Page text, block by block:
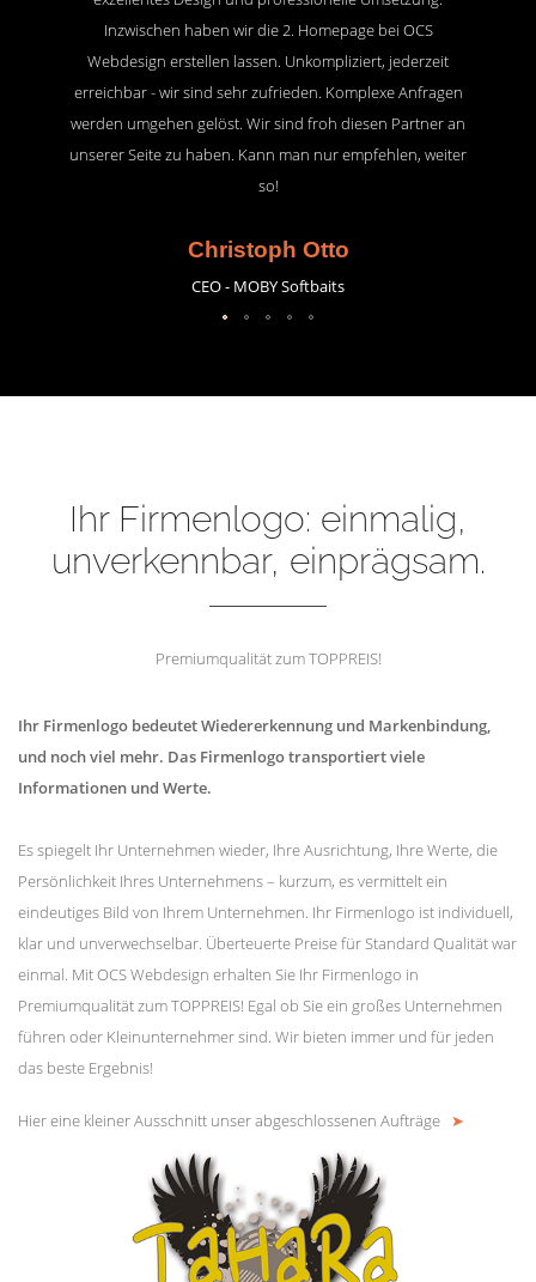
Inzwischen haben wir die 2. Homepage bei OCS
Webdesign erstellen lassen. Unkompliziert, jederzeit
erreichbar - wir sind sehr zufrieden. Komplexe Anfragen
werden umgehen gelöst. Wir sind froh diesen Partner an
unserer Seite zu haben. Kann man nur empfehlen, weiter
so!
Christoph Otto
CEO - MOBY Softbaits
Ihr Firmenlogo: einmalig,
unverkennbar, einprägsam.
Premiumqualität zum TOPPREIS!
Ihr Firmenlogo bedeutet Wiedererkennung und Markenbindung,
und noch viel mehr. Das Firmenlogo transportiert viele
Informationen und Werte.
Es spiegelt Ihr Unternehmen wieder, Ihre Ausrichtung, Ihre Werte, die
Persönlichkeit Ihres Unternehmens – kurzum, es vermittelt ein
eindeutiges Bild von Ihrem Unternehmen. Ihr Firmenlogo ist individuell,
klar und unverwechselbar. Überteuerte Preise für Standard Qualität war
einmal. Mit OCS Webdesign erhalten Sie Ihr Firmenlogo in
Premiumqualität zum TOPPREIS! Egal ob Sie ein großes Unternehmen
führen oder Kleinunternehmer sind. Wir bieten immer und für jeden
das beste Ergebnis!
Hier eine kleiner Ausschnitt unser abgeschlossenen Aufträge ➤